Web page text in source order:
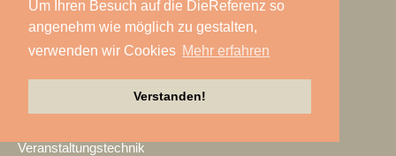
Um Ihren Besuch auf die DieReferenz so
angenehm wie möglich zu gestalten,
verwenden wir Cookies Mehr erfahren
Verstanden!
Headroom Media Service
heinekingmedia
HELi
Veranstaltungstechnik